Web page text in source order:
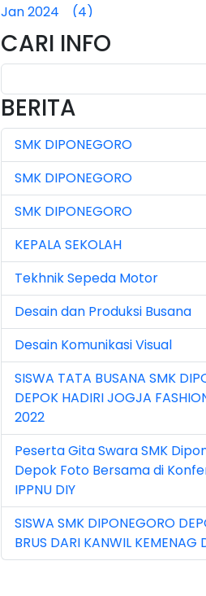
Jan 2024 (4)
Jan 2025 (4)
Jul 2025 (3)
Jul 2026 (4)
Jun 2023 (7)
Jun 2024 (3)
Jun 2025 (1)
Jun 2026 (5)
Mar 2023 (8)
Mar 2024 (1)
Mar 2026 (3)
May 2026 (16)
Nov 2022 (101)
Nov 2023 (5)
Nov 2025 (15)
Oct 2024 (2)
CARI INFO
BERITA
SMK DIPONEGORO
SMK DIPONEGORO
SMK DIPONEGORO
KEPALA SEKOLAH
Tekhnik Sepeda Motor
Desain dan Produksi Busana
Desain Komunikasi Visual
SISWA TATA BUSANA SMK
DEPOK HADIRI JOGJA
2022
Peserta Gita Swara SMK
Depok Foto Bersama di
IPPNU DIY
SISWA SMK DIPONEGORO
BRUS DARI KANWIL KEMENAG